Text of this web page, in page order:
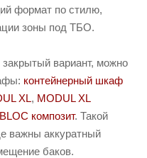
формат по стилю,
зоны под ТБО.
вариант, можно
контейнерный шкаф
XL, MODUL XL
композит. Такой
важны аккуратный
баков.